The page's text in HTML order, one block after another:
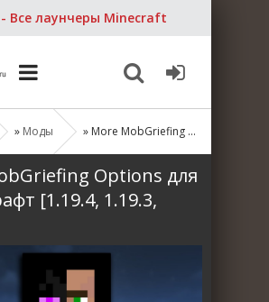
Все лаунчеры Minecraft
» Моды » More MobGriefing Options для Майнкрафт [1.19.4, 1.19.3, 1.19.2]
Options для
[1.19.4, 1.19.3,